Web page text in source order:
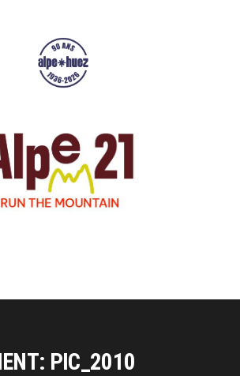
PIC_2010